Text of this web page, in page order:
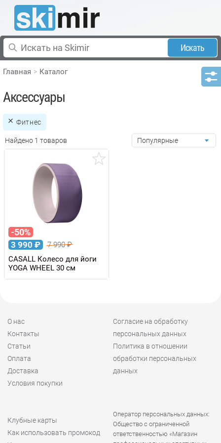
Искать
Главная Каталог
Аксессуары
Фитнес
Найдено 1 товаров Популярные
-50%
3 990 ₽ 7 990₽
CASALL Колесо для йоги
YOGA WHEEL 30 см
О нас
Контакты
Статьи
Оплата
Доставка
Условия покупки
Согласие на обработку
персональных данных
Политика в отношении
обработки персональных
данных
Клубные карты
Как использовать промокод
Оператор персональных данных:
Общество с ограниченной
ответственностью «Магазин